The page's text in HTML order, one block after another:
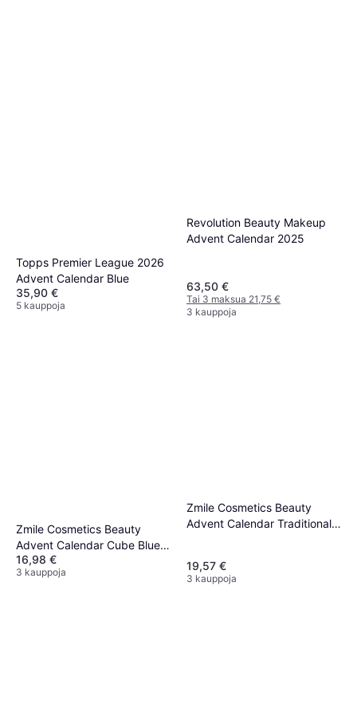
Topps Premier League 2026
Advent Calendar Blue
35,90 €
5 kauppoja
Revolution Beauty Makeup
Advent Calendar 2025
63,50 €
Tai 3 maksua 21,75 €
3 kauppoja
Zmile Cosmetics Beauty
Advent Calendar Cube Blue
Magic
16,98 €
3 kauppoja
Zmile Cosmetics Beauty
Advent Calendar Traditional
19,57 €
3 kauppoja